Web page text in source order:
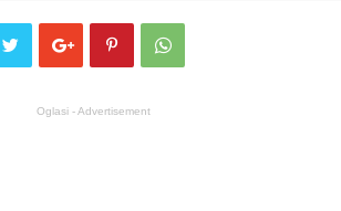
Oglasi - Advertisement